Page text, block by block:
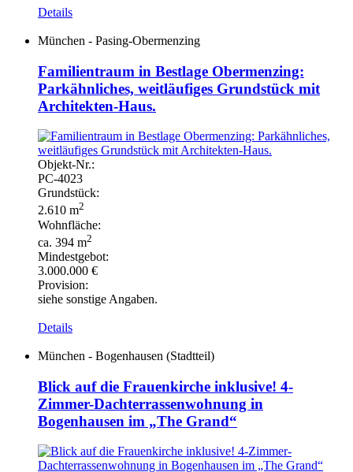
Details
München - Pasing-Obermenzing
Familientraum in Bestlage Obermenzing:
Parkähnliches, weitläufiges Grundstück mit
Architekten-Haus.
Objekt-Nr.:
PC-4023
Grundstück:
2.610 m2
Wohnfläche:
ca. 394 m2
Mindestgebot:
3.000.000 €
Provision:
siehe sonstige Angaben.
Details
München - Bogenhausen (Stadtteil)
Blick auf die Frauenkirche inklusive! 4-
Zimmer-Dachterrassenwohnung in
Bogenhausen im „The Grand“